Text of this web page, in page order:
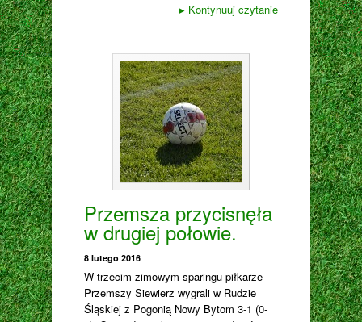
▸ Kontynuuj czytanie
Przemsza przycisnęła
w drugiej połowie.
8 lutego 2016
W trzecim zimowym sparingu piłkarze
Przemszy Siewierz wygrali w Rudzie
Śląskiej z Pogonią Nowy Bytom 3-1 (0-